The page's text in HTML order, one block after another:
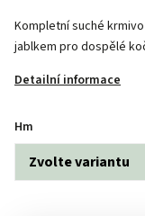
Kompletní suché
jablkem pro dospělé
Detailní informace
Hm